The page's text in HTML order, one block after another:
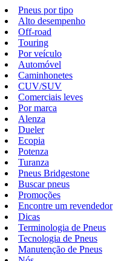
Pneus por tipo
Alto desempenho
Off-road
Touring
Por veículo
Automóvel
Caminhonetes
CUV/SUV
Comerciais leves
Por marca
Alenza
Dueler
Ecopia
Potenza
Turanza
Pneus Bridgestone
Buscar pneus
Promoções
Encontre um revendedor
Dicas
Terminologia de Pneus
Tecnologia de Pneus
Manutenção de Pneus